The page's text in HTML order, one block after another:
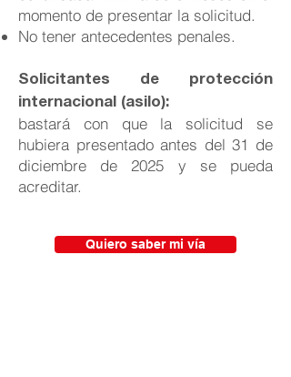
momento de presentar la solicitud.
No tener antecedentes penales.
Solicitantes de protección
internacional (asilo):
bastará con que la solicitud se
hubiera presentado antes del 31 de
diciembre de 2025 y se pueda
acreditar.
Quiero saber mi vía